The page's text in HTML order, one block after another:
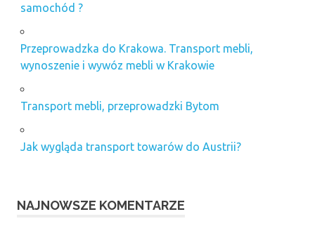
samochód ?
Przeprowadzka do Krakowa. Transport mebli,
wynoszenie i wywóz mebli w Krakowie
Transport mebli, przeprowadzki Bytom
Jak wygląda transport towarów do Austrii?
NAJNOWSZE KOMENTARZE